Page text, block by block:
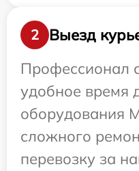
2
Выезд
Профессионал
удобное время
оборудования
сложного
перевозку за